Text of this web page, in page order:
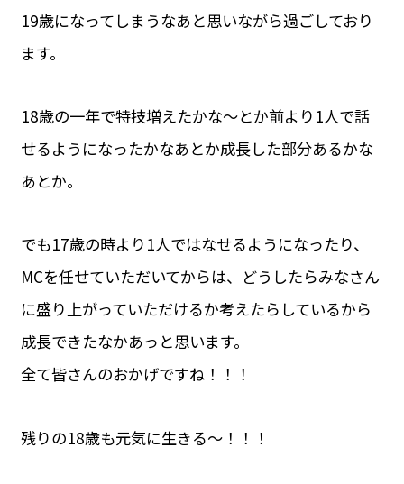
19歳になってしまうなあと思いながら過ごしており
ます。
18歳の一年で特技増えたかな〜とか前より1人で話
せるようになったかなあとか成長した部分あるかな
あとか。
でも17歳の時より1人ではなせるようになったり、
MCを任せていただいてからは、どうしたらみなさん
に盛り上がっていただけるか考えたらしているから
成長できたなかあっと思います。
全て皆さんのおかげですね！！！
残りの18歳も元気に生きる〜！！！